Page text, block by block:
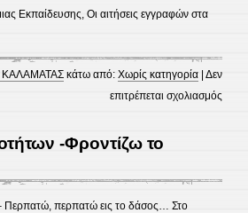
Εκπαίδευσης, Οι αιτήσεις εγγραφών στα
ΚΑΛΑΜΑΤΑΣ κάτω από:Χωρίς κατηγορία |Δεν
επιτρέπεται σχολιασμός
στα
-Φροντίζω το
περπατώ εις το δάσος… Στο